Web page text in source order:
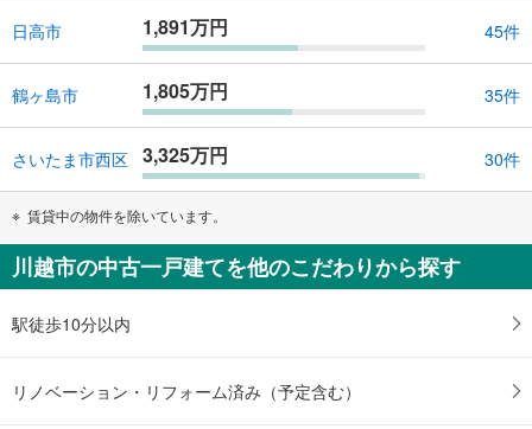
日高市 1,891万円 45件
鶴ヶ島市 1,805万円 35件
さいたま市西区 3,325万円 30件
賃貸中の物件を除いています。
川越市の中古一戸建てを他のこだわりから探す
駅徒歩10分以内
リノベーション・リフォーム済み（予定含む）